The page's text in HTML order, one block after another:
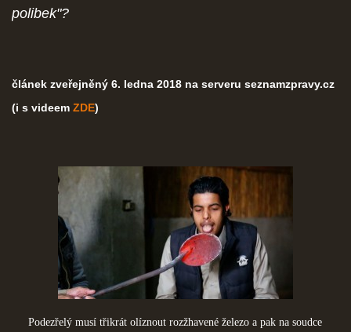
polibek"?
článek zveřejněný 6. ledna 2018 na serveru seznamzpravy.cz
(i s videem ZDE)
Podezřelý musí třikrát olíznout rozžhavené železo a pak na soudce